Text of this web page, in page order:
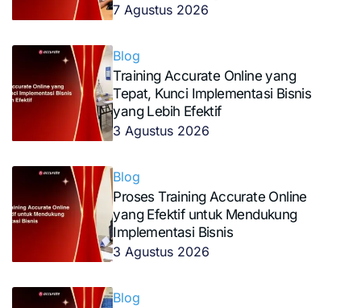
7 Agustus 2026
Blog
Training Accurate Online yang
Tepat, Kunci Implementasi Bisnis
yang Lebih Efektif
3 Agustus 2026
Blog
Proses Training Accurate Online
yang Efektif untuk Mendukung
Implementasi Bisnis
3 Agustus 2026
Blog